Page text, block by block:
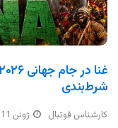
شرط‌بندی
کارشناس فوتبال ژوئن 11, 2026